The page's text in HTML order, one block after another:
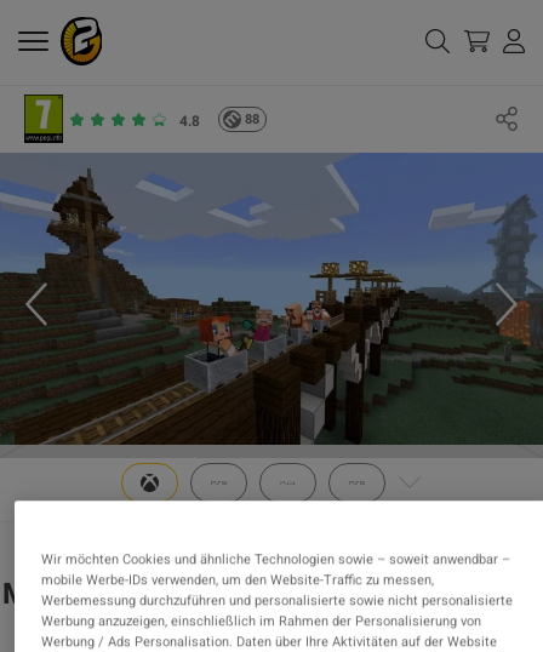
4.8 88
Minecraft - Builder's Pack DLC XBOX One
CD Key
Wir möchten Cookies und ähnliche Technologien sowie – soweit anwendbar –
mobile Werbe-IDs verwenden, um den Website-Traffic zu messen,
Werbemessung durchzuführen und personalisierte sowie nicht personalisierte
Werbung anzuzeigen, einschließlich im Rahmen der Personalisierung von
Werbung / Ads Personalisation. Daten über Ihre Aktivitäten auf der Website